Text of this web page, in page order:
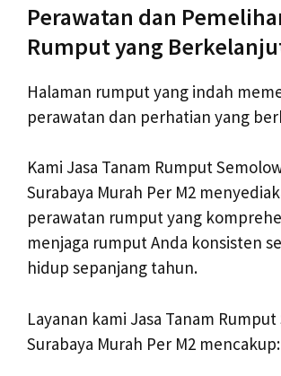
Perawatan dan
Rumput yang
Halaman rumput yang indah
perawatan dan perhatian yang
Kami Jasa Tanam Rumput
Surabaya Murah Per M2
perawatan rumput yang
menjaga rumput Anda konsisten
hidup sepanjang tahun.
Layanan kami Jasa Tanam
Surabaya Murah Per M2 mencakup: